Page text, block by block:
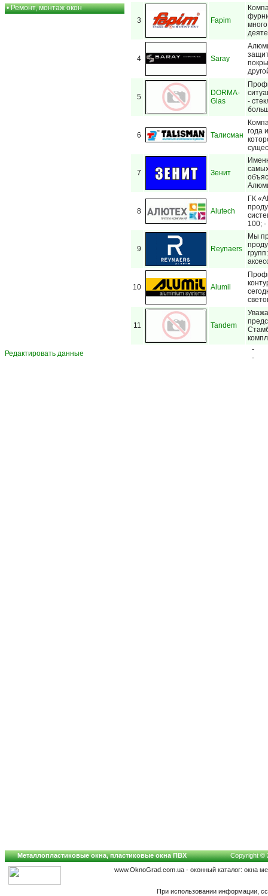
•Ремонт, монтаж окон
3 Fapim
4 Saray
5
DORMA-
Glas
-
6 Талисман года
7 Зенит
8 Alutech
ГК
100;
9 Reynaers
Мы
10 Alumil
11 Tandem
Редактировать данные
-
-
Металлопластиковые окна, пластиковые окна ПВХ
Copyright ©
www.OknoGrad.com.ua - оконный каталог: окна
При использовании информации,